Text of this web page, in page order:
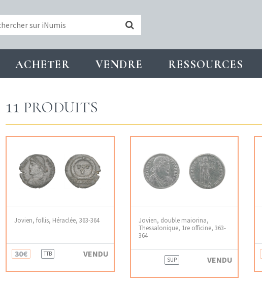
ACHETER VENDRE RESSOURCES
11 PRODUITS
Jovien, follis, Héraclée, 363-364
30€ TTB VENDU
Jovien, double maiorina,
Thessalonique, 1re officine, 363-
364
SUP VENDU